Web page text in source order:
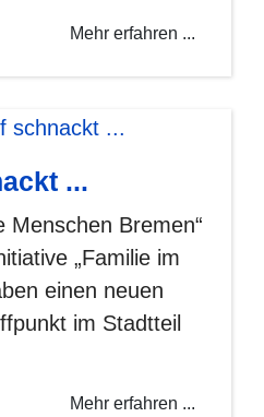
Mehr erfahren ...
...
Menschen Bremen“
„Familie im
einen neuen
im Stadtteil
Mehr erfahren ...